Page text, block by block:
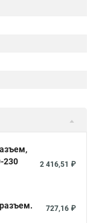
230
2 416,51 ₽
727,16 ₽